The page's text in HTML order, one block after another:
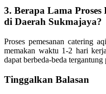
3. Berapa Lama
di Daerah Sukmajaya?
Proses pemesanan catering
memakan waktu 1-2 hari
dapat berbeda-beda
Tinggalkan Balasan